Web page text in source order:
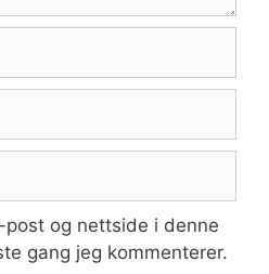
og nettside i denne
gang jeg kommenterer.